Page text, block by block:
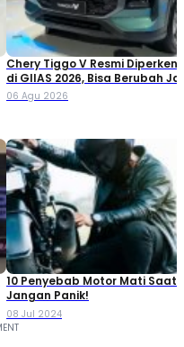
Chery Tiggo V Resmi
di GIIAS 2026, Bisa Berubah
Double Cabin
06 Agu 2026
10 Penyebab Motor Mati Saat
Jangan Panik!
08 Jul 2024